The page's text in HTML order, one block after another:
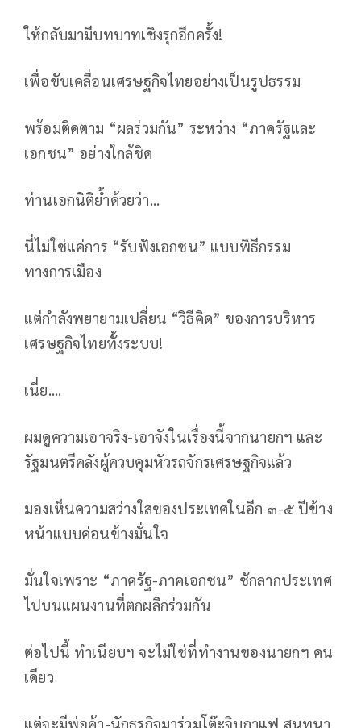
ให้กลับมามีบทบาทเชิงรุกอีกครั้ง!
เพื่อขับเคลื่อนเศรษฐกิจไทยอย่างเป็นรูปธรรม
พร้อมติดตาม “ผลร่วมกัน” ระหว่าง “ภาครัฐและ
เอกชน” อย่างใกล้ชิด
ท่านเอกนิติย้ำด้วยว่า...
นี่ไม่ใช่แค่การ “รับฟังเอกชน” แบบพิธีกรรม
ทางการเมือง
แต่กำลังพยายามเปลี่ยน “วิธีคิด” ของการบริหาร
เศรษฐกิจไทยทั้งระบบ!
เนี่ย....
ผมดูความเอาจริง-เอาจังในเรื่องนี้จากนายกฯ และ
รัฐมนตรีคลังผู้ควบคุมหัวรถจักรเศรษฐกิจแล้ว
มองเห็นความสว่างใสของประเทศในอีก ๓-๕ ปีข้าง
หน้าแบบค่อนข้างมั่นใจ
มั่นใจเพราะ “ภาครัฐ-ภาคเอกชน” ชักลากประเทศ
ไปบนแผนงานที่ตกผลึกร่วมกัน
ต่อไปนี้ ทำเนียบฯ จะไม่ใช่ที่ทำงานของนายกฯ คน
เดียว
แต่จะมีพ่อค้า-นักธุรกิจมาร่วมโต๊ะจิบกาแฟ สนทนา